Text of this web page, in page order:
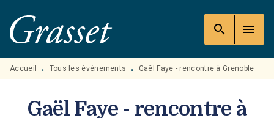
MENU RECHERCHE
PIED DE PAGE
search menu
Accueil • Tous les événements • Gaël Faye - rencontre à Grenoble
Gaël Faye - rencontre à